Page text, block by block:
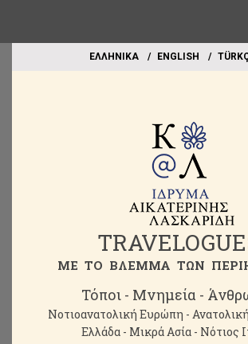
EΛΛΗΝΙΚΑ ΕΝGLISH
ME TO BΛΕΜΜΑ ΤΩΝ
Τόποι - Μνημεία -
Νοτιοανατολική Ευρώπη -
Ελλάδα - Μικρά Ασία - Νότιος